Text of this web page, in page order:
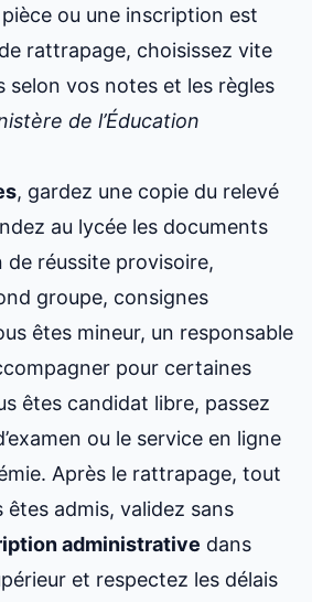
ou une inscription est
rattrapage, choisissez vite
selon vos notes et les règles
de l’Éducation
, gardez une copie du relevé
au lycée les documents
réussite provisoire,
groupe, consignes
êtes mineur, un responsable
pour certaines
êtes candidat libre, passez
ou le service en ligne
Après le rattrapage, tout
êtes admis, validez sans
administrative dans
et respectez les délais